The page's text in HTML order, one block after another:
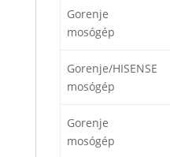
Gorenje
mosógép
Gorenje/HISENSE
mosógép
Gorenje
mosógép